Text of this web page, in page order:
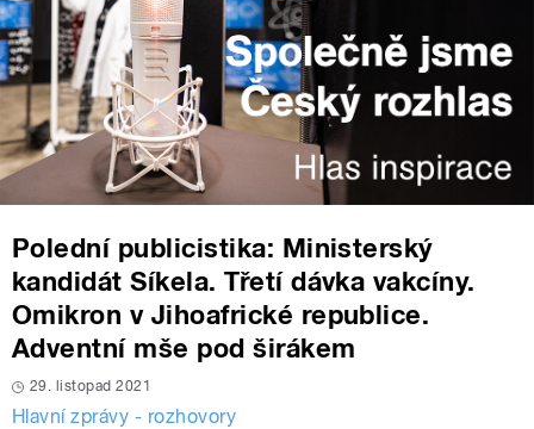
Polední publicistika: Ministerský
kandidát Síkela. Třetí dávka vakcíny.
Omikron v Jihoafrické republice.
Adventní mše pod širákem
29. listopad 2021
Hlavní zprávy - rozhovory